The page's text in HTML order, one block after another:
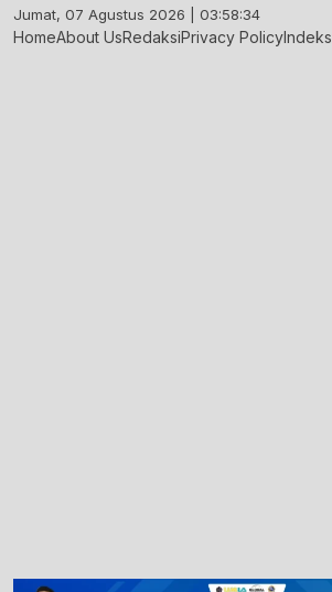
Skip
to
Jumat, 07 Agustus 2026 | 03:58:35
HomeAbout UsRedaksiPrivacy PolicyIndeks